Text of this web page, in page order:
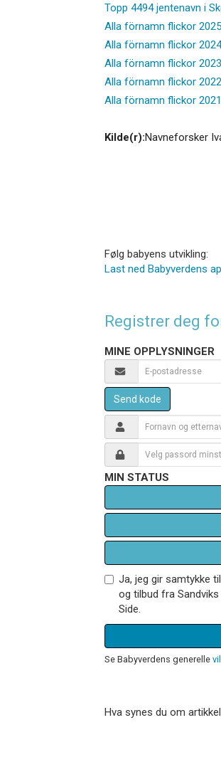
Topp 4494 jentenavn i
Alla förnamn flickor 2025
Alla förnamn flickor 2024
Alla förnamn flickor 2023
Alla förnamn flickor 2022
Alla förnamn flickor 2021
Kilde(r):Navneforsker
Følg babyens utvikling:
Last ned Babyverdens
Registrer deg
MINE OPPLYSNINGER
Send kode
MIN STATUS
Ja, jeg gir samtykke
og tilbud fra
Side.
Se Babyverdens generelle
Hva synes du om